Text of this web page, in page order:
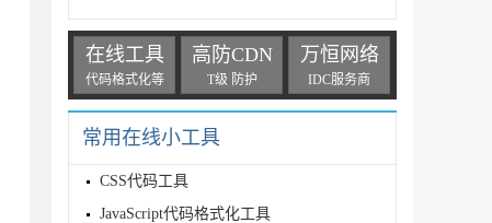
在线工具
代码格式化等
高防CDN
T级 防护
万恒网络
IDC服务商
常用在线小工具
CSS代码工具
JavaScript代码格式化工具